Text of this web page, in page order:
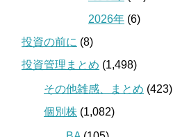
2026年 (6)
投資の前に (8)
投資管理まとめ (1,498)
その他雑感、まとめ (423)
個別株 (1,082)